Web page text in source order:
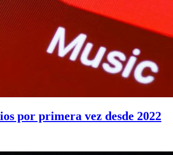
por primera vez desde 2022